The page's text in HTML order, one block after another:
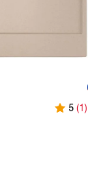
5 (1)